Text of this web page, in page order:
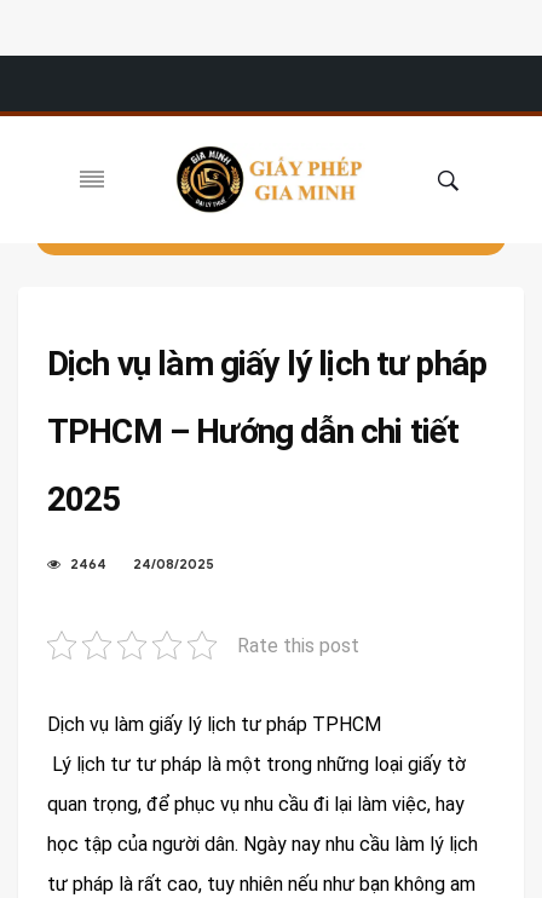
Dịch vụ làm giấy lý lịch tư pháp
TPHCM – Hướng dẫn chi tiết
2025
2464 24/08/2025
Rate this post
Dịch vụ làm giấy lý lịch tư pháp TPHCM
Lý lịch tư tư pháp là một trong những loại giấy tờ
quan trọng, để phục vụ nhu cầu đi lại làm việc, hay
học tập của người dân. Ngày nay nhu cầu làm lý lịch
tư pháp là rất cao, tuy nhiên nếu như bạn không am